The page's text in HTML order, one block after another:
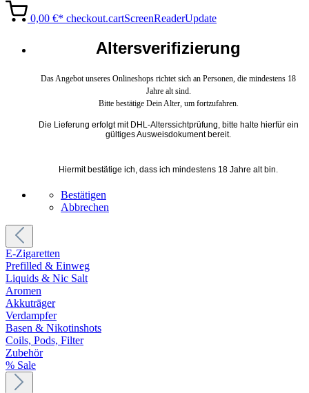
0,00 €* checkout.cartScreenReaderUpdate
Altersverifizierung
Das Angebot unseres Onlineshops richtet sich an Personen, die mindestens 18
Jahre alt sind.
Bitte bestätige Dein Alter, um fortzufahren.
Die Lieferung erfolgt mit DHL-Alterssichtprüfung, bitte halte hierfür ein
gültiges Ausweisdokument bereit.
Hiermit bestätige ich, dass ich mindestens 18 Jahre alt bin.
Bestätigen
Abbrechen
E-Zigaretten
Prefilled & Einweg
Liquids & Nic Salt
Aromen
Akkuträger
Verdampfer
Basen & Nikotinshots
Coils, Pods, Filter
Zubehör
% Sale